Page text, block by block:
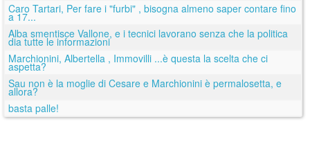
Caro Tartari, Per fare i "furbi" , bisogna almeno saper contare fino
a 17...
Alba smentisce Vallone, e i tecnici lavorano senza che la politica
dia tutte le informazioni
Marchionini, Albertella , Immovilli ...è questa la scelta che ci
aspetta?
Sau non è la moglie di Cesare e Marchionini è permalosetta, e
allora?
basta palle!